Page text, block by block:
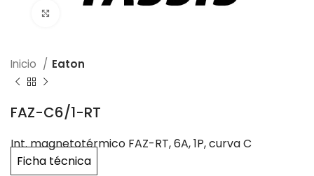
Inicio Eaton
FAZ-C6/1-RT
Int. magnetotérmico FAZ-RT, 6A, 1P, curva C
Ficha técnica